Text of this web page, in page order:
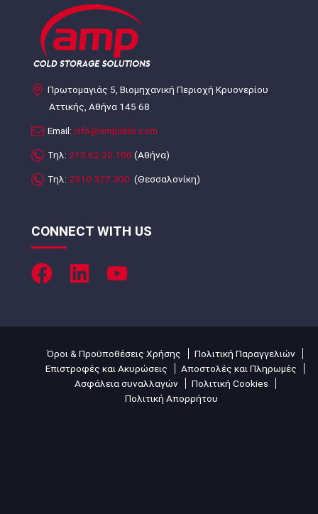
Πρωτομαγιάς 5, Βιομηχανική Περιοχή Κρυονερίου
Αττικής, Αθήνα 145 68
Email: info@ampilalis.com
Τηλ: 210.62.20.100 (Αθήνα)
Τηλ: 2310.327.300 (Θεσσαλονίκη)
CONNECT WITH US
Όροι & Προϋποθέσεις Χρήσης
Πολιτική Παραγγελιών
Επιστροφές και Ακυρώσεις
Αποστολές και Πληρωμές
Ασφάλεια συναλλαγών
Πολιτική Cookies
Πολιτική Απορρήτου